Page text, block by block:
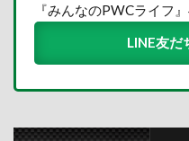
『みんなのPWCライフ
LINE友だ